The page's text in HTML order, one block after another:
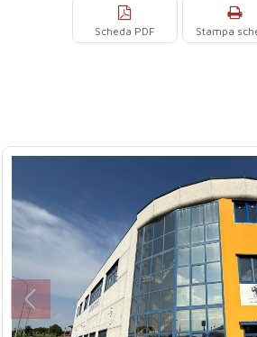
Stampa
Scheda PDF